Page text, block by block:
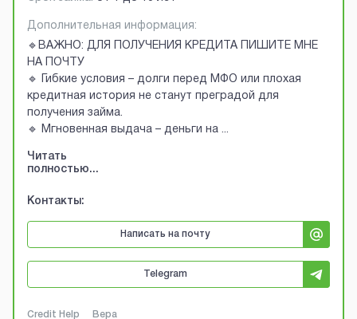
Дополнительная информация:
🔹ВАЖНО: ДЛЯ ПОЛУЧЕНИЯ КРЕДИТА ПИШИТЕ МНЕ
НА ПОЧТУ
🔹 Гибкие условия – долги перед МФО или плохая
кредитная история не станут преградой для
получения займа.
🔹 Мгновенная выдача – деньги на ...
Читать
полностью...
Контакты:
Написать на почту
Telegram
Credit Help Вера